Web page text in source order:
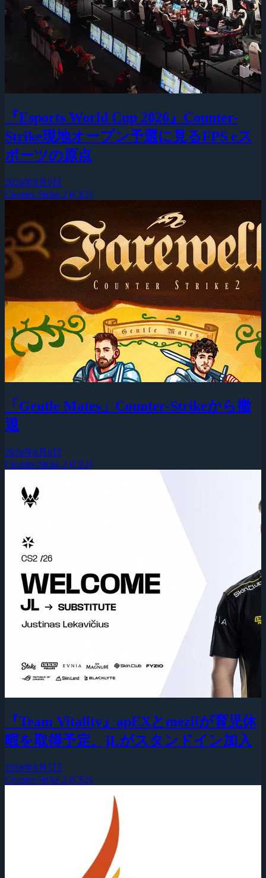
『Esports World Cup 2026』Counter-
Strike現地オープン予選に見るFPS eス
ポーツの原点
2026年8月9日
Counter-Strike 2 (CS2)
「Gentle Mates」Counter-Strikeから撤
退
2026年8月8日
Counter-Strike 2 (CS2)
『Team Vitality』apEXとmeziiが育児休
暇を取得予定、jLがスタンドイン加入
2026年8月5日
Counter-Strike 2 (CS2)